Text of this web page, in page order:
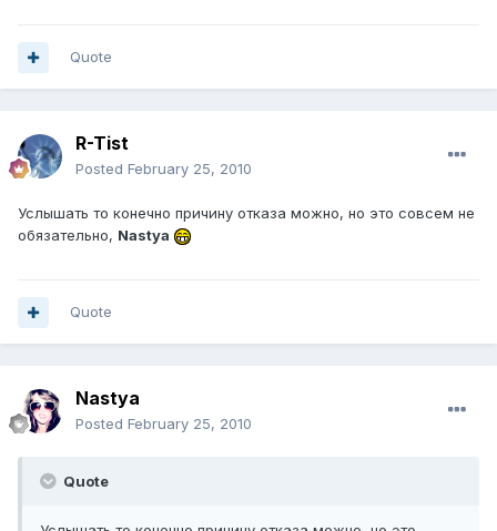
Quote
R-Tist
Posted February 25, 2010
Услышать то конечно причину отказа можно, но это совсем не
обязательно, Nastya
Quote
Nastya
Posted February 25, 2010
Quote